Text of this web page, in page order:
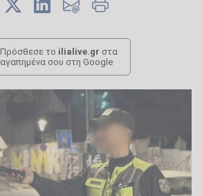
Πρόσθεσε το ilialive.gr στα
αγαπημένα σου στη Google